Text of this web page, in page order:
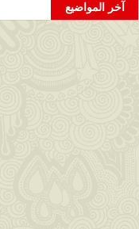
آخر المواضيع